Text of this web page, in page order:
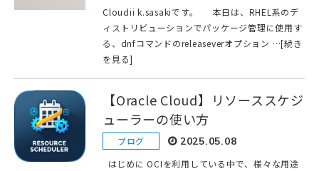
Cloudii k.sasakiです。 本日は、RHEL系のデ
ィストリビューションでパッケージ管理に使用す
る、dnfコマンドのreleaseverオプション …[続き
を見る]
【Oracle Cloud】リソーススケジ
ューラーの使い方
ブログ 2025.05.08
はじめに OCIを利用している中で、様々な用途